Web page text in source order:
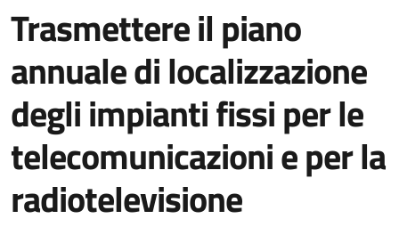
Trasmettere il piano
annuale di localizzazione
degli impianti fissi per le
telecomunicazioni e per la
radiotelevisione